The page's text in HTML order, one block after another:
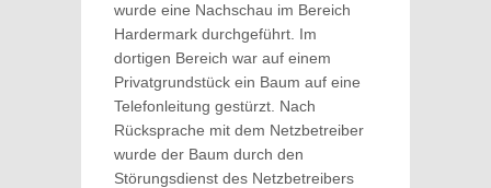
wurde eine Nachschau im Bereich
Hardermark durchgeführt. Im
dortigen Bereich war auf einem
Privatgrundstück ein Baum auf eine
Telefonleitung gestürzt. Nach
Rücksprache mit dem Netzbetreiber
wurde der Baum durch den
Störungsdienst des Netzbetreibers